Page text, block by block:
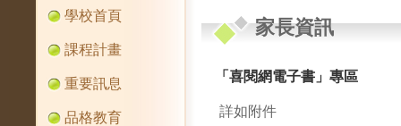
學校首頁
課程計畫
重要訊息
品格教育
家長資訊
「喜閱網電子書」專區
詳如附件